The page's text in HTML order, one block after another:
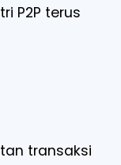
P2P terus
transaksi